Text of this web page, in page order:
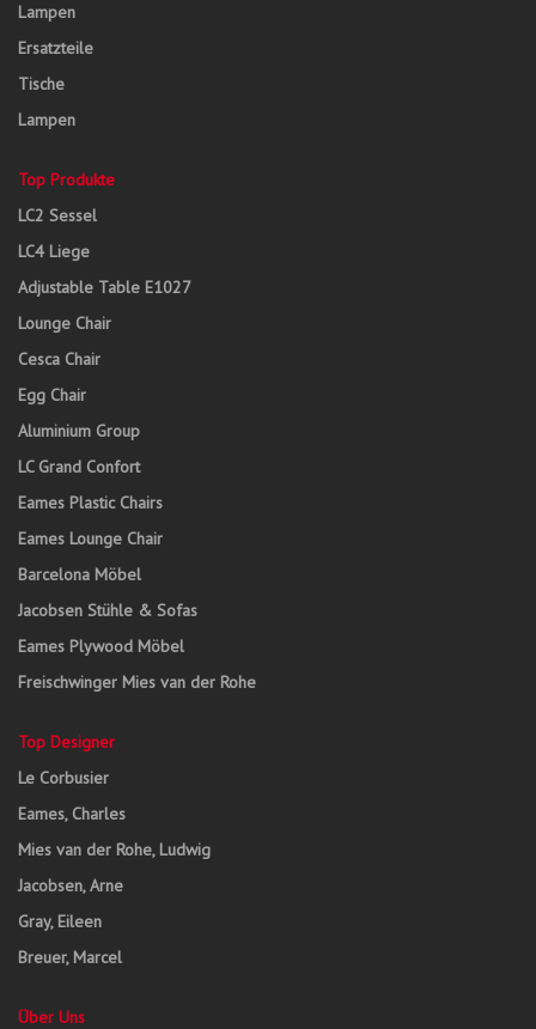
Lampen
Ersatzteile
Tische
Lampen
Top Produkte
LC2 Sessel
LC4 Liege
Adjustable Table E1027
Lounge Chair
Cesca Chair
Egg Chair
Aluminium Group
LC Grand Confort
Eames Plastic Chairs
Eames Lounge Chair
Barcelona Möbel
Jacobsen Stühle & Sofas
Eames Plywood Möbel
Freischwinger Mies van der Rohe
Top Designer
Le Corbusier
Eames, Charles
Mies van der Rohe, Ludwig
Jacobsen, Arne
Gray, Eileen
Breuer, Marcel
Über Uns